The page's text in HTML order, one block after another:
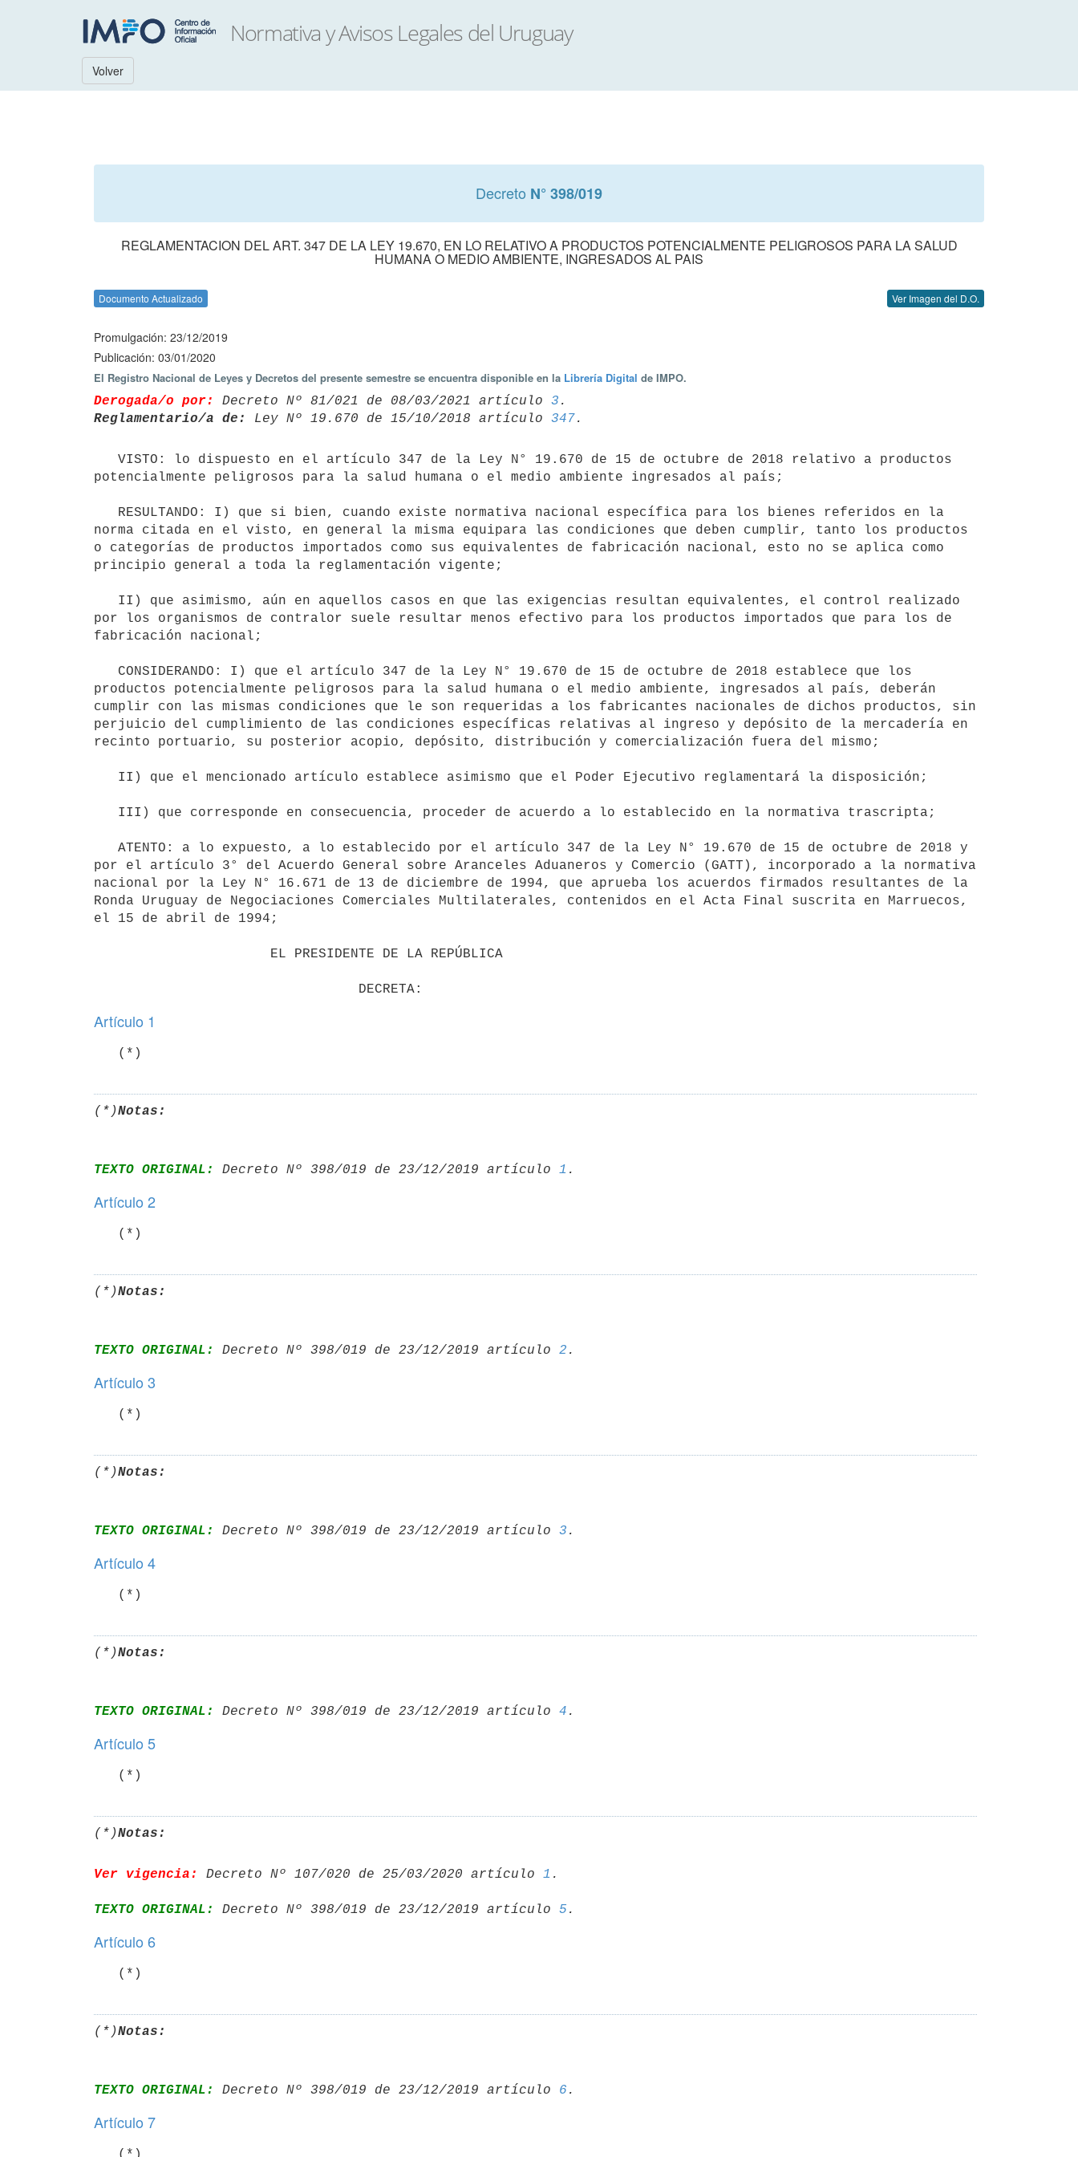
Volver
Decreto N° 398/019
REGLAMENTACION DEL ART. 347 DE LA LEY 19.670, EN LO RELATIVO A PRODUCTOS POTENCIALMENTE PELIGROSOS PARA LA SALUD
HUMANA O MEDIO AMBIENTE, INGRESADOS AL PAIS
Documento Actualizado Ver Imagen del D.O.
Promulgación: 23/12/2019
Publicación: 03/01/2020
El Registro Nacional de Leyes y Decretos del presente semestre se encuentra disponible en la Librería Digital de IMPO.
Derogada/o por: Decreto Nº 81/021 de 08/03/2021 artículo 3
Reglamentario/a de:
Ley Nº 19.670 de 15/10/2018 artículo 347
potencialmente peligrosos para la salud humana o el medio ambiente ingresados al país;
norma citada en el visto, en general la misma equipara las condiciones que deben cumplir, tanto los productos
o categorías de productos importados como sus equivalentes de fabricación nacional, esto no se aplica como
principio general a toda la reglamentación vigente;
por los organismos de contralor suele resultar menos efectivo para los productos importados que para los de
fabricación nacional;
productos potencialmente peligrosos para la salud humana o el medio ambiente, ingresados al país, deberán
cumplir con las mismas condiciones que le son requeridas a los fabricantes nacionales de dichos productos, sin
perjuicio del cumplimiento de las condiciones específicas relativas al ingreso y depósito de la mercadería en
recinto portuario, su posterior acopio, depósito, distribución y comercialización fuera del mismo;
por el artículo 3° del Acuerdo General sobre Aranceles Aduaneros y Comercio (GATT), incorporado a la normativa
nacional por la Ley N° 16.671 de 13 de diciembre de 1994, que aprueba los acuerdos firmados resultantes de la
Ronda Uruguay de Negociaciones Comerciales Multilaterales, contenidos en el Acta Final suscrita en Marruecos,
el 15 de abril de 1994;
Artículo 1
   (*)
(*)Notas:
TEXTO ORIGINAL: Decreto Nº 398/019 de 23/12/2019 artículo 1
Artículo 2
   (*)
(*)Notas:
TEXTO ORIGINAL: Decreto Nº 398/019 de 23/12/2019 artículo 2
Artículo 3
   (*)
(*)Notas:
TEXTO ORIGINAL: Decreto Nº 398/019 de 23/12/2019 artículo 3
Artículo 4
   (*)
(*)Notas:
TEXTO ORIGINAL: Decreto Nº 398/019 de 23/12/2019 artículo 4
Artículo 5
   (*)
(*)Notas:
Ver vigencia: Decreto Nº 107/020 de 25/03/2020 artículo 1
TEXTO ORIGINAL: Decreto Nº 398/019 de 23/12/2019 artículo 5
Artículo 6
   (*)
(*)Notas:
TEXTO ORIGINAL: Decreto Nº 398/019 de 23/12/2019 artículo 6
Artículo 7